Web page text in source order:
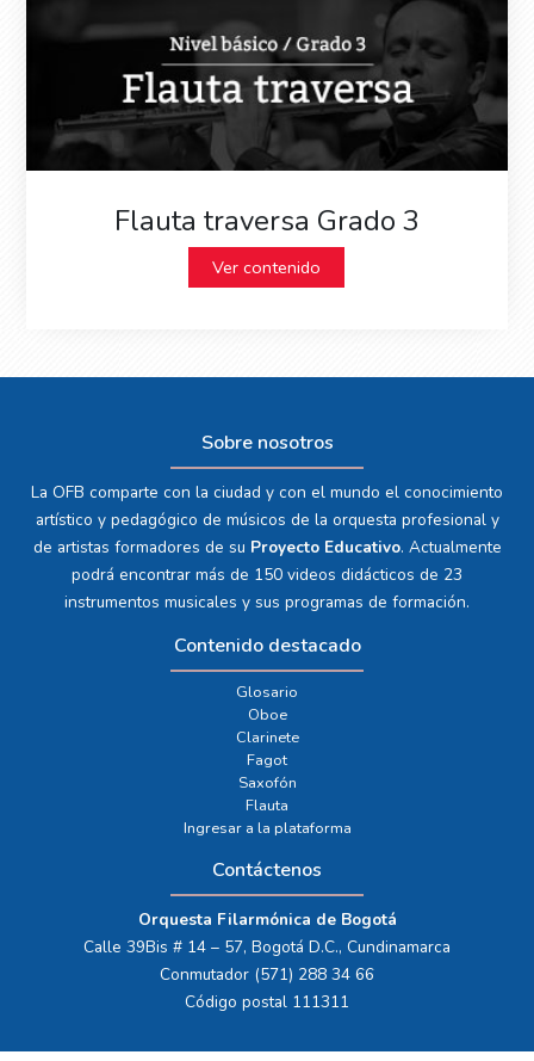
Flauta traversa Grado 3
Ver contenido
Sobre nosotros
La OFB comparte con la ciudad y con el mundo el conocimiento
artístico y pedagógico de músicos de la orquesta profesional y
de artistas formadores de su Proyecto Educativo. Actualmente
podrá encontrar más de 150 videos didácticos de 23
instrumentos musicales y sus programas de formación.
Contenido destacado
Glosario
Oboe
Clarinete
Fagot
Saxofón
Flauta
Ingresar a la plataforma
Contáctenos
Orquesta Filarmónica de Bogotá
Calle 39Bis # 14 – 57, Bogotá D.C., Cundinamarca
Conmutador (571) 288 34 66
Código postal 111311